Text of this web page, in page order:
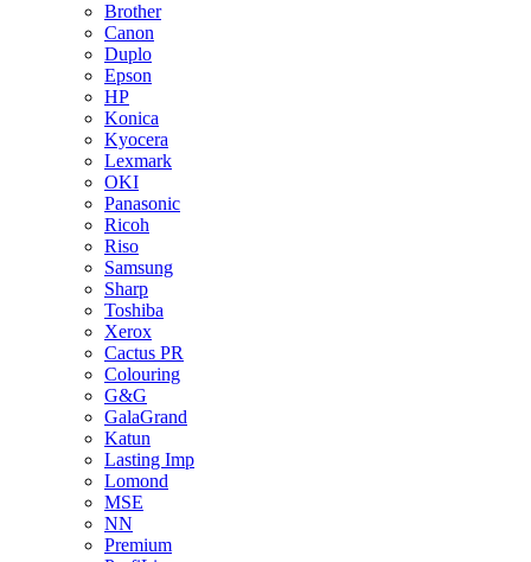
Brother
Canon
Duplo
Epson
HP
Konica
Kyocera
Lexmark
OKI
Panasonic
Ricoh
Riso
Samsung
Sharp
Toshiba
Xerox
Cactus PR
Colouring
G&G
GalaGrand
Katun
Lasting Imp
Lomond
MSE
NN
Premium